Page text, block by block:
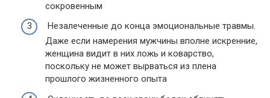
сокровенным
Незалеченные до конца эмоциональные травмы.
Даже если намерения мужчины вполне искренние,
женщина видит в них ложь и коварство,
поскольку не может вырваться из плена
прошлого жизненного опыта